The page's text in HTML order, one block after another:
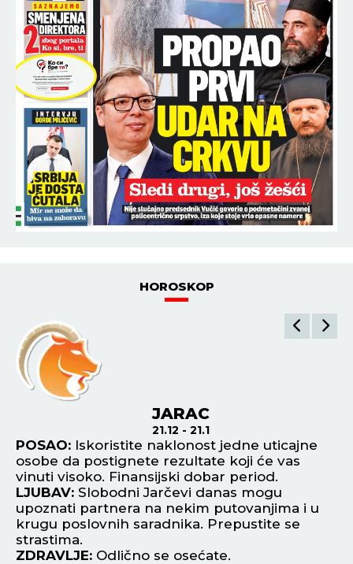
HOROSKOP
JARAC
21.12 - 21.1
POSAO: Iskoristite naklonost jedne uticajne
osobe da postignete rezultate koji će vas
vinuti visoko. Finansijski dobar period.
LJUBAV: Slobodni Jarčevi danas mogu
upoznati partnera na nekim putovanjima i u
krugu poslovnih saradnika. Prepustite se
strastima.
ZDRAVLJE: Odlično se osećate.